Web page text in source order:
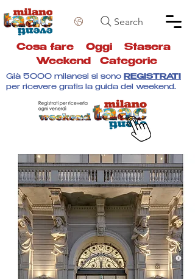
Search
Cosa fare Oggi Stasera
Weekend
Categorie
Già 5000 milanesi si sono REGISTRATI
per ricevere gratis la guida del weekend.